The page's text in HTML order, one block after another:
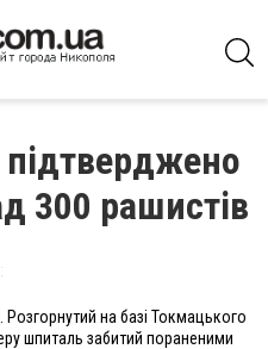
300 рашистів
на базі Токмацького
шпиталь забитий пораненими